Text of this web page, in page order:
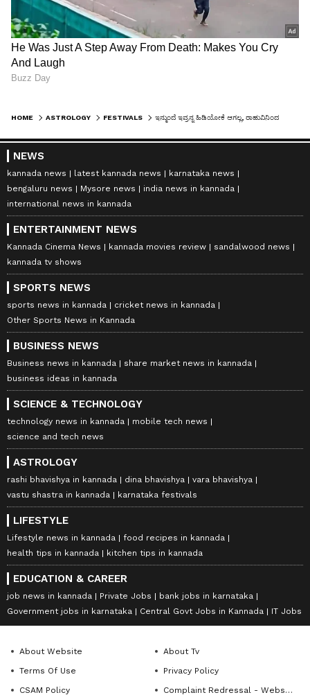
HOME ASTROLOGY FESTIVALS
NEWS
kannada news latest kannada news
karnataka news
bengaluru news
Mysore news
india news in kannada
international news in kannada
ENTERTAINMENT NEWS
Kannada Cinema News kannada movies review
sandalwood news
kannada tv shows
SPORTS NEWS
sports news in kannada
cricket news in kannada
Other Sports News in Kannada
BUSINESS NEWS
Business news in kannada
share market news in kannada
business ideas in kannada
SCIENCE & TECHNOLOGY
technology news in kannada
mobile tech news
science and tech news
ASTROLOGY
rashi bhavishya in kannada dina bhavishya
vara bhavishya
vastu shastra in kannada
karnataka festivals
LIFESTYLE
Lifestyle news in kannada
food recipes in kannada
health tips in kannada
kitchen tips in kannada
EDUCATION & CAREER
job news in kannada Private Jobs
bank jobs in karnataka
Government jobs in karnataka
Central Govt Jobs in Kannada IT Jobs
About Website
About Tv
Terms Of Use
Privacy Policy
CSAM Policy
Complaint Redressal - Website